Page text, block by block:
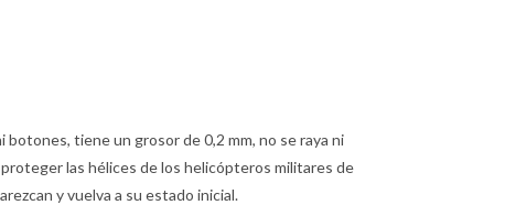
tiene un grosor de 0,2 mm, no se raya ni
las hélices de los helicópteros militares de
y vuelva a su estado inicial.